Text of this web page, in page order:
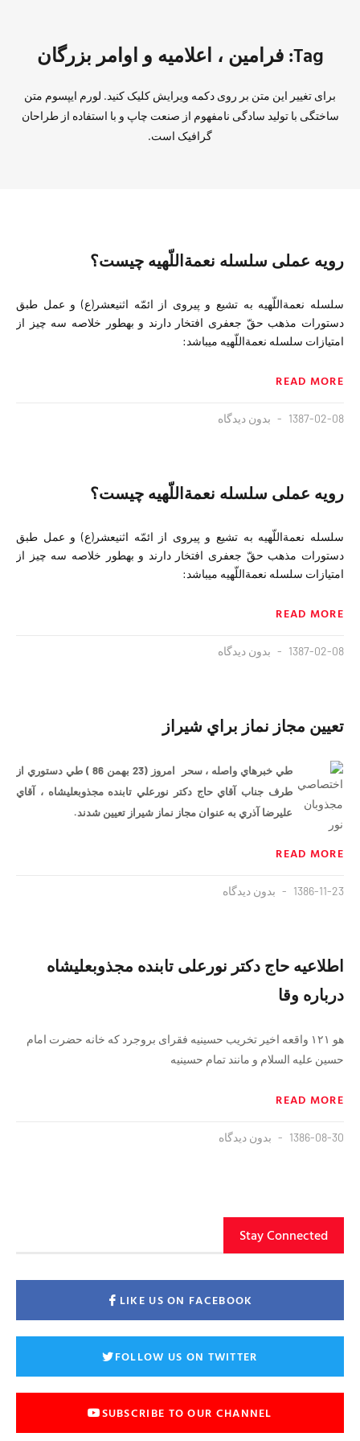
Tag: فرامين ، اعلاميه و اوامر بزرگان
برای تغییر این متن بر روی دکمه ویرایش کلیک کنید. لورم ایپسوم متن
ساختگی با تولید سادگی نامفهوم از صنعت چاپ و با استفاده از طراحان
گرافیک است.
رویه عملی سلسله نعمةاللّهیه چیست؟
سلسله نعمةاللّهیه به تشیع و پیروی از ائمّه اثني‏عشر(ع) و عمل طبق
دستورات مذهب حقّ جعفری افتخار دارند و به‏طور خلاصه سه چیز از
امتیازات سلسله نعمةاللّهیه مي‏باشد:
READ MORE
1387-02-08 بدون دیدگاه
رویه عملی سلسله نعمةاللّهیه چیست؟
سلسله نعمةاللّهیه به تشیع و پیروی از ائمّه اثني‏عشر(ع) و عمل طبق
دستورات مذهب حقّ جعفری افتخار دارند و به‏طور خلاصه سه چیز از
امتیازات سلسله نعمةاللّهیه مي‏باشد:
READ MORE
1387-02-08 بدون دیدگاه
تعيين مجاز نماز براي شيراز
طي خبرهاي واصله ، سحر امروز (23 بهمن 86 ) طي دستوري از
طرف جناب آقاي حاج دكتر نورعلي تابنده مجذوبعليشاه ، آقاي
عليرضا آذري به عنوان مجاز نماز شيراز تعيين شدند.
READ MORE
1386-11-23 بدون دیدگاه
اطلاعیه حاج دکتر نورعلی تابنده مجذوبعلیشاه
درباره وقا
هو ۱۲۱ واقعه اخیر تخریب حسینیه فقرای بروجرد که خانه حضرت امام
حسین علیه السلام و مانند تمام حسینیه
READ MORE
1386-08-30 بدون دیدگاه
Stay Connected
LIKE US ON FACEBOOK
FOLLOW US ON TWITTER
SUBSCRIBE TO OUR CHANNEL